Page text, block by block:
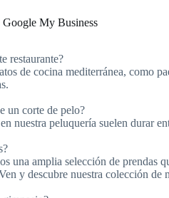
Google My Business
restaurante?
de cocina mediterránea, como
un corte de pelo?
nuestra peluquería suelen durar
una amplia selección de prendas
y descubre nuestra colección de